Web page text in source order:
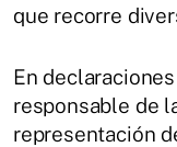
que recorre
En
responsable de
representación